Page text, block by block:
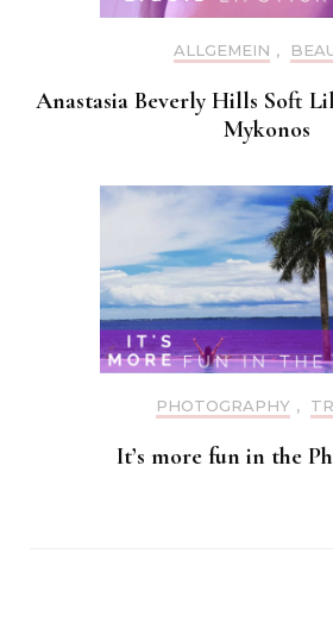
ALLGEMEIN ,
Anastasia Beverly Hills Soft
Mykonos
PHOTOGRAPHY ,
It’s more fun in the